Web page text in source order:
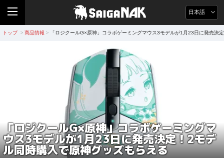
日本語
トップ > 商品情報 > 「ロジクールG×原神」コラボゲーミングマウス3モデルが1月23日に発売決
「ロジクールG×原神」コラボゲーミングマ
ウス3モデルが1月23日に発売決定！2モデ
ル同時購入で原神グッズもらえる